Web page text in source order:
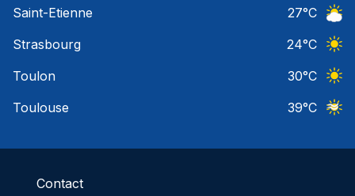
Saint-Etienne
27°C
Strasbourg
24°C
Toulon
30°C
Toulouse
39°C
Contact